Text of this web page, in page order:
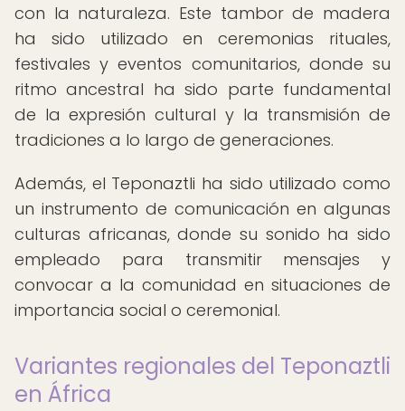
con la naturaleza. Este tambor de madera
ha sido utilizado en ceremonias rituales,
festivales y eventos comunitarios, donde su
ritmo ancestral ha sido parte fundamental
de la expresión cultural y la transmisión de
tradiciones a lo largo de generaciones.
Además, el Teponaztli ha sido utilizado como
un instrumento de comunicación en algunas
culturas africanas, donde su sonido ha sido
empleado para transmitir mensajes y
convocar a la comunidad en situaciones de
importancia social o ceremonial.
Variantes regionales del Teponaztli
en África